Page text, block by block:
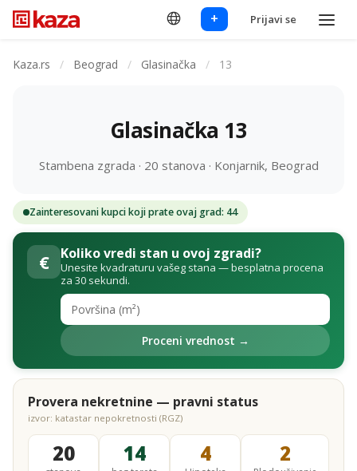
+ Prijavi se
Kaza.rs / Beograd / Glasinačka / 13
Glasinačka 13
Stambena zgrada · 20 stanova · Konjarnik, Beograd
Zainteresovani kupci koji prate ovaj grad: 44
€ Koliko vredi stan u ovoj zgradi?
Unesite kvadraturu vašeg stana — besplatna procena
za 30 sekundi.
Proceni vrednost →
Provera nekretnine — pravni status
izvor: katastar nepokretnosti (RGZ)
20 14 4 2